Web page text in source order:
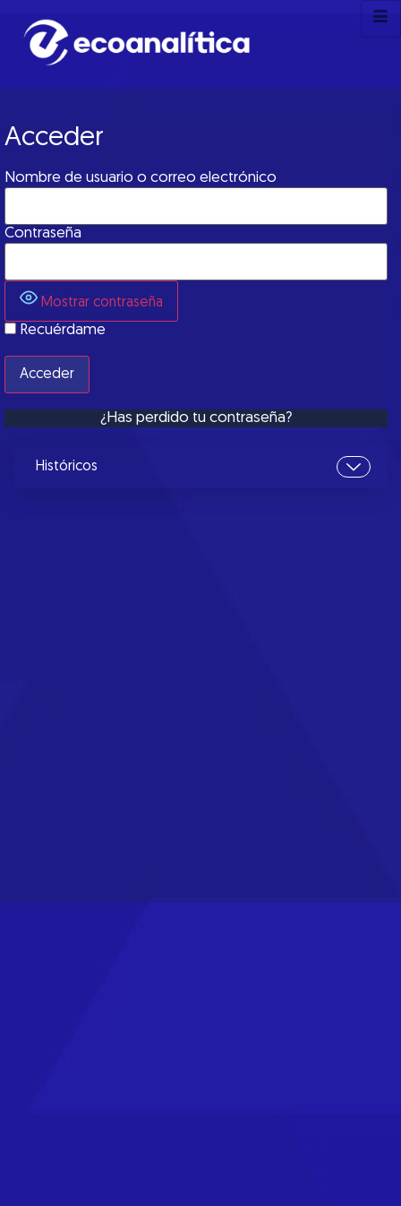
Acceder
Nombre de usuario o correo electrónico
Contraseña
Mostrar contraseña
Recuérdame
¿Has perdido tu contraseña?
Históricos